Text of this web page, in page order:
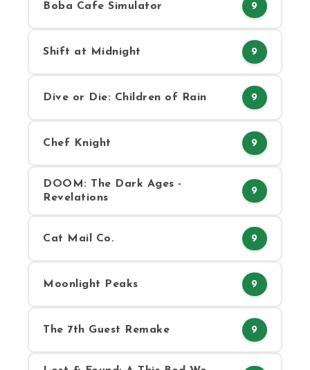
Boba Cafe Simulator 9
Shift at Midnight 9
Dive or Die: Children of Rain 9
Chef Knight 9
DOOM: The Dark Ages -
Revelations
9
Cat Mail Co. 9
Moonlight Peaks 9
The 7th Guest Remake 9